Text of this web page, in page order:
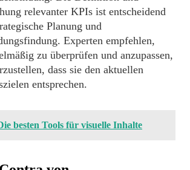
relevanter KPIs ist entscheidend
Planung und
Experten empfehlen,
zu überprüfen und anzupassen,
dass sie den aktuellen
entsprechen.
besten Tools für visuelle Inhalte